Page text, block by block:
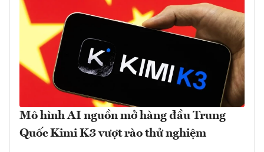
Mô hình AI nguồn mở hàng đầu Trung
Quốc Kimi K3 vượt rào thử nghiệm